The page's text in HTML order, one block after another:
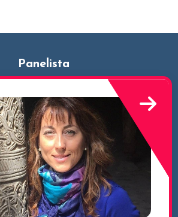
Panelista